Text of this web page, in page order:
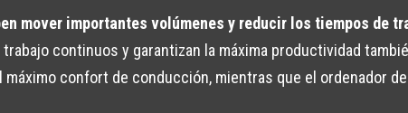
mover importantes volúmenes y reducir los tiempos de
continuos y garantizan la máxima productividad
confort de conducción, mientras que el ordenador